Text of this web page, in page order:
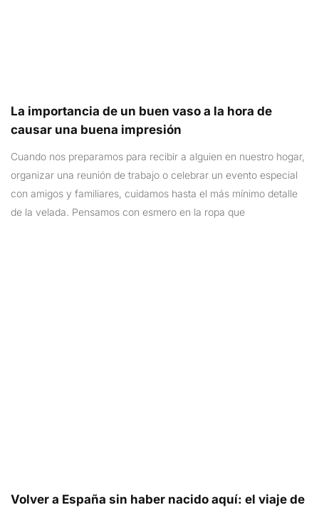
La importancia de un buen vaso a la hora de
causar una buena impresión
Cuando nos preparamos para recibir a alguien en nuestro hogar,
organizar una reunión de trabajo o celebrar un evento especial
con amigos y familiares, cuidamos hasta el más mínimo detalle
de la velada. Pensamos con esmero en la ropa que
Volver a España sin haber nacido aquí: el viaje de